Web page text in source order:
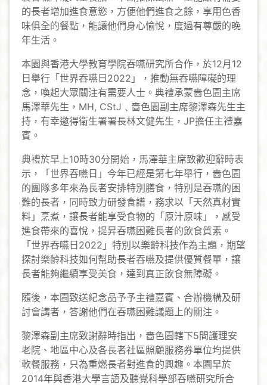
的長者增加進食意慾，方便他們進食之餘，享用色香
味俱全的餐點，能讓他們身心愉悅，度過有尊嚴的晚
年生活。
本園與香港大學教育學院吞嚥研究所合作，於12月12
日舉行「世界吞嚥日2022」，推動無吞嚥障礙的理
念，喚起大眾關注有需要人士。典禮承蒙嗇色園主席
馬澤華先生，MH, CStJ﹑嗇色園副主席黎澤森先生主
持，有幸邀得衛生署署長林文健先生，JP擔任主禮嘉
賓。
典禮於早上10時30分開始，馬澤華主席致歡迎辭時表
示，「世界吞嚥日」今年已經是第七年舉行，嗇色園
的團隊多年來為長者安排特別膳食，特別是吞嚥的困
難的長者，同時致力研發食譜，務求以「天然真材實
料」烹煮，讓長者能享受食物的「原汁原味」，感受
進食帶來的喜悅，提昇吞嚥困難長者的飲食質素。
「世界吞嚥日2022」特別以樂齡科技作為主題，期望
探討樂齡科技如何幫助長者吞嚥及提供優質餐單，讓
長者能夠繼續享受美食，達到真正飲食無障礙。
隨後，本園致送紀念品予予主禮嘉賓、合辦機構及研
討會講者，答謝他們在吞嚥困難議題上的關注。
黎澤森副主席致謝辭時指出，嗇色園轄下5間護理安
老院、地區中心及各長者社區照顧服務券單位均提供
軟餐服務，只為重燃長者對進食的興趣。本園早於
2014年與香港大學言語及聽覺科學部吞嚥研究所合